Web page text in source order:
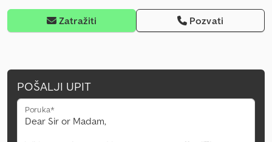
Zatražiti Pozvati
POŠALJI UPIT
Poruka*